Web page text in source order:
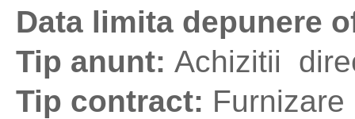
Data limita depunere
Tip anunt: Achizitii
Tip contract: Furnizare